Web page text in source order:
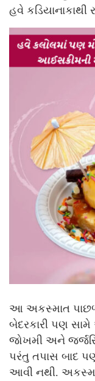
હવે
આ અકસ્માત પાછળ
બેદરકારી પણ
જોખમી અને
પરંતુ તપાસ બાદ
આવી નથી.